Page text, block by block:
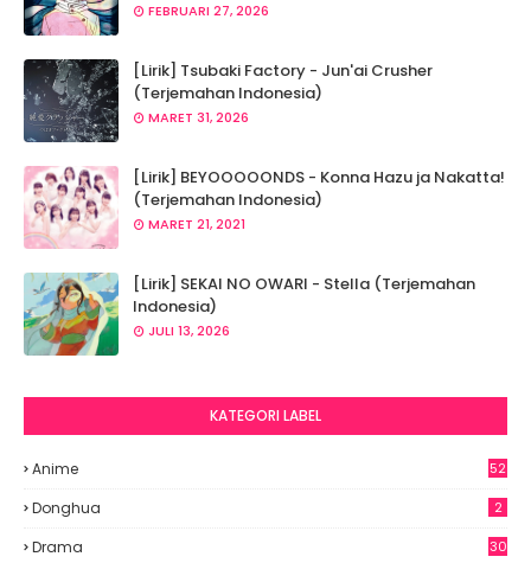
FEBRUARI 27, 2026
[Lirik] Tsubaki Factory - Jun'ai Crusher
(Terjemahan Indonesia)
MARET 31, 2026
[Lirik] BEYOOOOONDS - Konna Hazu ja Nakatta!
(Terjemahan Indonesia)
MARET 21, 2021
[Lirik] SEKAI NO OWARI - Stella (Terjemahan
Indonesia)
JULI 13, 2026
KATEGORI LABEL
Anime
52
Donghua 2
Drama 30